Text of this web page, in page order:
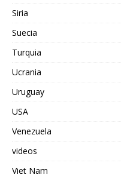
Siria
Suecia
Turquia
Ucrania
Uruguay
USA
Venezuela
videos
Viet Nam